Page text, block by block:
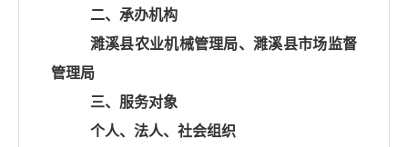
二、承办机构
濉溪县农业机械管理局、濉溪县市场监督
管理局
三、服务对象
个人、法人、社会组织